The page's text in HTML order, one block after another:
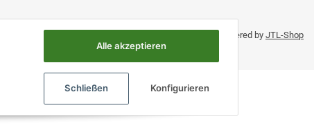
• Powered by JTL-Shop
Alle akzeptieren
Schließen Konfigurieren